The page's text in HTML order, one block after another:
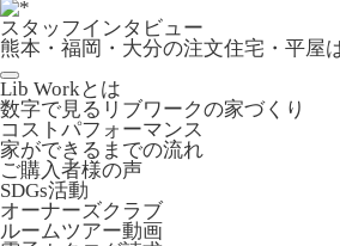
スタッフインタビュー
熊本・福岡・大分の注文住宅・平屋
Lib Workとは
数字で見るリブワークの家づくり
コストパフォーマンス
家ができるまでの流れ
ご購入者様の声
SDGs活動
オーナーズクラブ
ルームツアー動画